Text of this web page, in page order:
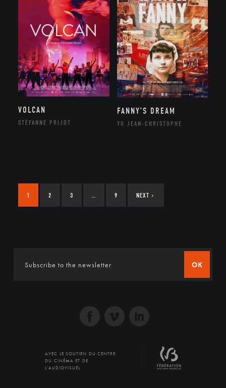
VOLCAN
STÉFANNE PRIJOT
FANNY’S DREAM
YU JEAN-CHRISTOPHE
1 2 3 … 9 NEXT ›
OK
AVEC LE SOUTIEN DU CENTRE
DU CINÉMA ET DE
L'AUDIOVISUEL